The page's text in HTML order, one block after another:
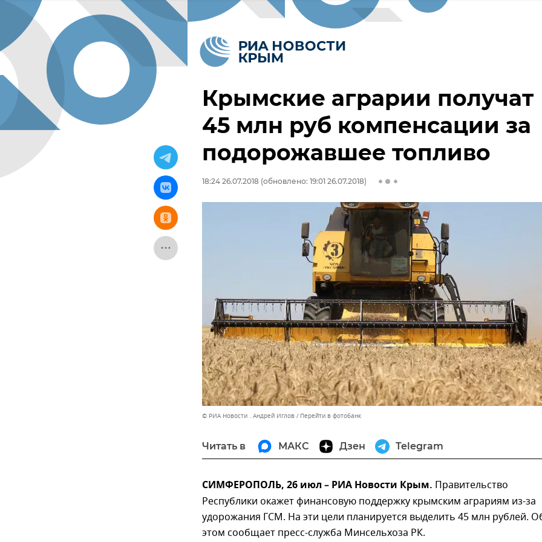
Крымские аграрии получат
45 млн руб компенсации за
подорожавшее топливо
18:24 26.07.2018 (обновлено: 19:01 26.07.2018)
© РИА Новости . Андрей Иглов Перейти в фотобанк
Читать в МАКС Дзен Telegram
СИМФЕРОПОЛЬ, 26 июл – РИА Новости Крым. Правительство
Республики окажет финансовую поддержку крымским аграриям из-за
удорожания ГСМ. На эти цели планируется выделить 45 млн рублей.
этом сообщает пресс-служба Минсельхоза РК.